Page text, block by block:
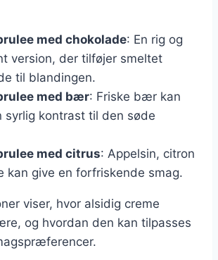
med chokolade: En rig og
version, der tilføjer smeltet
til blandingen.
med bær: Friske bær kan
syrlig kontrast til den søde
med citrus: Appelsin, citron
kan give en forfriskende smag.
viser, hvor alsidig creme
og hvordan den kan tilpasses